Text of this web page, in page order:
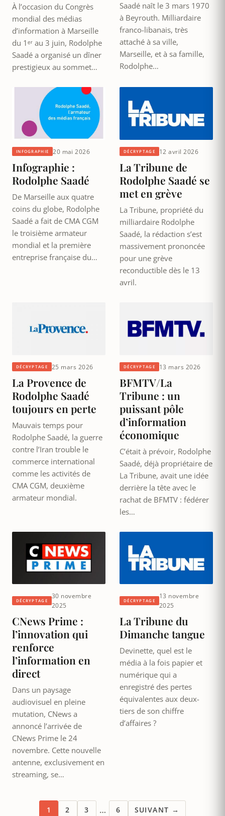
À l’occasion du Congrès
mondial des médias
d’information à Marseille
du 1ᵉʳ au 3 juin, Rodolphe
Saadé a organisé un dîner
prestigieux au sommet…
Saadé naît le 3 mars 1970
à Beyrouth. Milliardaire
franco-libanais, très
attaché à sa ville,
Marseille, et à sa famille,
Rodolphe…
INFOGRAPHIE 20 mai 2026
Infographie :
Rodolphe Saadé
De Marseille aux quatre
coins du globe, Rodolphe
Saadé a fait de CMA CGM
le troisième armateur
mondial et la première
entreprise française du…
DÉCRYPTAGE 12 avril 2026
La Tribune de
Rodolphe Saadé se
met en grève
La Tribune, propriété du
milliardaire Rodolphe
Saadé, la rédaction s’est
massivement prononcée
pour une grève
reconductible dès le 13
avril.
DÉCRYPTAGE 25 mars 2026
La Provence de
Rodolphe Saadé
toujours en perte
Mauvais temps pour
Rodolphe Saadé, la guerre
contre l’Iran trouble le
commerce international
comme les activités de
CMA CGM, deuxième
armateur mondial.
DÉCRYPTAGE 13 mars 2026
BFMTV/La
Tribune : un
puissant pôle
d’information
économique
C’était à prévoir, Rodolphe
Saadé, déjà propriétaire de
La Tribune, avait une idée
derrière la tête avec le
rachat de BFMTV : fédérer
les…
DÉCRYPTAGE
30 novembre
2025
CNews Prime :
l’innovation qui
renforce
l’information en
direct
Dans un paysage
audiovisuel en pleine
mutation, CNews a
annoncé l’arrivée de
CNews Prime le 24
novembre. Cette nouvelle
antenne, exclusivement en
streaming, se…
DÉCRYPTAGE
13 novembre
2025
La Tribune du
Dimanche tangue
Devinette, quel est le
média à la fois papier et
numérique qui a
enregistré des pertes
équivalentes aux deux-
tiers de son chiffre
d’affaires ?
1 2 3 … 6 SUIVANT →